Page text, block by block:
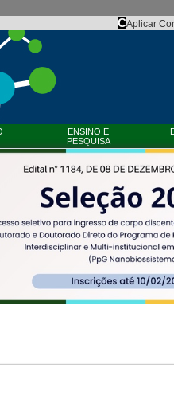
C
ENSINO E
PESQUISA